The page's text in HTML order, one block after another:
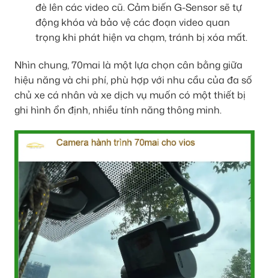
đè lên các video cũ. Cảm biến G-Sensor sẽ tự
động khóa và bảo vệ các đoạn video quan
trọng khi phát hiện va chạm, tránh bị xóa mất.
Nhìn chung, 70mai là một lựa chọn cân bằng giữa
hiệu năng và chi phí, phù hợp với nhu cầu của đa số
chủ xe cá nhân và xe dịch vụ muốn có một thiết bị
ghi hình ổn định, nhiều tính năng thông minh.